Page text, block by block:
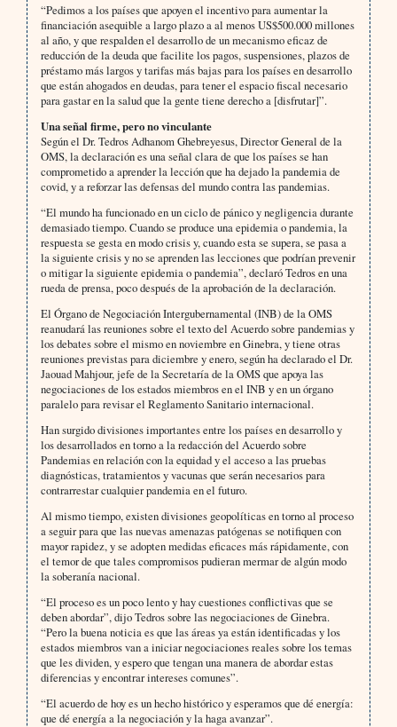
“Pedimos a los países que apoyen el incentivo para aumentar la
financiación asequible a largo plazo a al menos US$500.000 millones
al año, y que respalden el desarrollo de un mecanismo eficaz de
reducción de la deuda que facilite los pagos, suspensiones, plazos de
préstamo más largos y tarifas más bajas para los países en desarrollo
que están ahogados en deudas, para tener el espacio fiscal necesario
para gastar en la salud que la gente tiene derecho a [disfrutar]”.
Una señal firme, pero no vinculante
Según el Dr. Tedros Adhanom Ghebreyesus, Director General de la
OMS, la declaración es una señal clara de que los países se han
comprometido a aprender la lección que ha dejado la pandemia de
covid, y a reforzar las defensas del mundo contra las pandemias.
“El mundo ha funcionado en un ciclo de pánico y negligencia durante
demasiado tiempo. Cuando se produce una epidemia o pandemia, la
respuesta se gesta en modo crisis y, cuando esta se supera, se pasa a
la siguiente crisis y no se aprenden las lecciones que podrían prevenir
o mitigar la siguiente epidemia o pandemia”, declaró Tedros en una
rueda de prensa, poco después de la aprobación de la declaración.
El Órgano de Negociación Intergubernamental (INB) de la OMS
reanudará las reuniones sobre el texto del Acuerdo sobre pandemias y
los debates sobre el mismo en noviembre en Ginebra, y tiene otras
reuniones previstas para diciembre y enero, según ha declarado el Dr.
Jaouad Mahjour, jefe de la Secretaría de la OMS que apoya las
negociaciones de los estados miembros en el INB y en un órgano
paralelo para revisar el Reglamento Sanitario internacional.
Han surgido divisiones importantes entre los países en desarrollo y
los desarrollados en torno a la redacción del Acuerdo sobre
Pandemias en relación con la equidad y el acceso a las pruebas
diagnósticas, tratamientos y vacunas que serán necesarios para
contrarrestar cualquier pandemia en el futuro.
Al mismo tiempo, existen divisiones geopolíticas en torno al proceso
a seguir para que las nuevas amenazas patógenas se notifiquen con
mayor rapidez, y se adopten medidas eficaces más rápidamente, con
el temor de que tales compromisos pudieran mermar de algún modo
la soberanía nacional.
“El proceso es un poco lento y hay cuestiones conflictivas que se
deben abordar”, dijo Tedros sobre las negociaciones de Ginebra.
“Pero la buena noticia es que las áreas ya están identificadas y los
estados miembros van a iniciar negociaciones reales sobre los temas
que les dividen, y espero que tengan una manera de abordar estas
diferencias y encontrar intereses comunes”.
“El acuerdo de hoy es un hecho histórico y esperamos que dé energía:
que dé energía a la negociación y la haga avanzar”.